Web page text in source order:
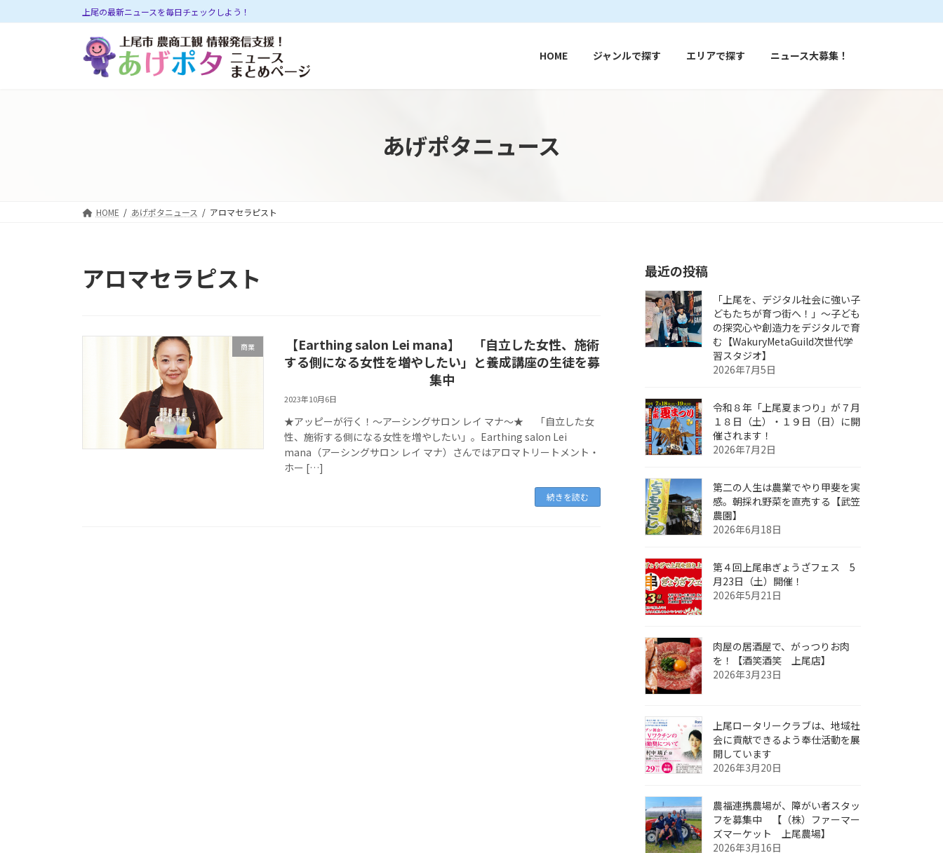
ン
ビ
上尾の最新ニュースを毎日チェックしよう！
HOME ジャンルで探す エリアで探す ニュース大募集！
あげポタニュース
HOME あげポタニュース アロマセラピスト
アロマセラピスト
商業
【Earthing salon Lei mana】 「自立した女性、施術
する側になる女性を増やしたい」と養成講座の生徒を募
集中
2023年10月6日
★アッピーが行く！～アーシングサロン レイ マナ～★ 「自立した女
性、施術する側になる女性を増やしたい」。Earthing salon Lei
mana（アーシングサロン レイ マナ）さんではアロマトリートメント・
ホー […]
続きを読む
最近の投稿
「上尾を、デジタル社会に強い子
どもたちが育つ街へ！」〜子ども
の探究心や創造力をデジタルで育
む【WakuryMetaGuild次世代学
習スタジオ】
2026年7月5日
令和８年「上尾夏まつり」が７月
１８日（土）・１９日（日）に開
催されます！
2026年7月2日
第二の人生は農業でやり甲斐を実
感。朝採れ野菜を直売する【武笠
農園】
2026年6月18日
第４回上尾串ぎょうざフェス 5
月23日（土）開催！
2026年5月21日
肉屋の居酒屋で、がっつりお肉
を！【酒笑酒笑 上尾店】
2026年3月23日
上尾ロータリークラブは、地域社
会に貢献できるよう奉仕活動を展
開しています
2026年3月20日
農福連携農場が、障がい者スタッ
フを募集中 【（株）ファーマー
ズマーケット 上尾農場】
2026年3月16日